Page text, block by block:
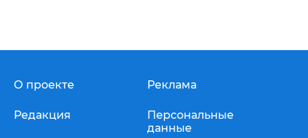
О проекте
Редакция
Реклама
Персональные
данные